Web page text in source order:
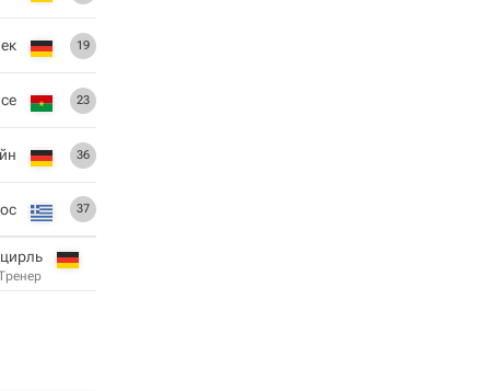
19
23
36
37